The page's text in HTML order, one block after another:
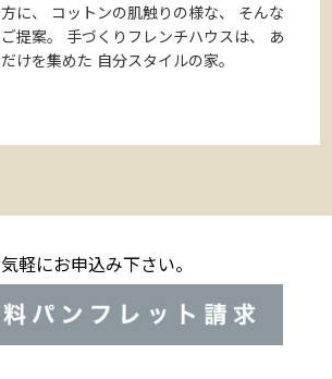
に、 コットンの肌触りの様な、
そんな
提案。
手づくりフレンチハウスは、
あ
けを集めた 自分スタイルの家。
軽にお申込み下さい。